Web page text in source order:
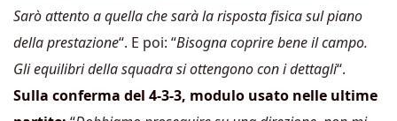
Sarò attento a quella che sarà la risposta fisica sul piano
della prestazione“. E poi: “Bisogna coprire bene il campo.
Gli equilibri della squadra si ottengono con i dettagli“.
Sulla conferma del 4-3-3, modulo usato nelle ultime